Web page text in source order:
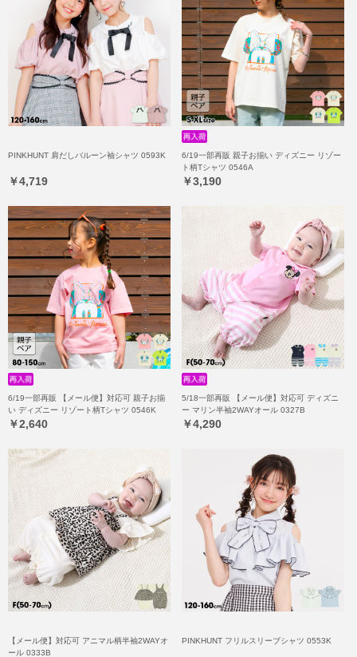
PINKHUNT 肩だしバルーン袖シャツ 0593K
￥4,719
6/19一部再販 親子お揃い ディズニー リゾー
ト柄Tシャツ 0546A
￥3,190
6/19一部再販 【メール便】対応可 親子お揃
い ディズニー リゾート柄Tシャツ 0546K
￥2,640
5/18一部再販 【メール便】対応可 ディズニ
ー マリン半袖2WAYオール 0327B
￥4,290
【メール便】対応可 アニマル柄半袖2WAYオ
ール 0333B
PINKHUNT フリルスリーブシャツ 0553K